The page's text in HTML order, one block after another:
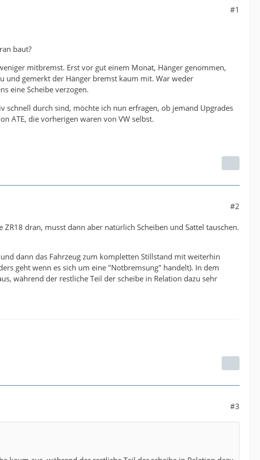
#1
baut?
mitbremst. Erst vor gut einem Monat, Hänger genommen,
und gemerkt der Hänger bremst kaum mit. War weder
eine Scheibe verzogen.
schnell durch sind, möchte ich nun erfragen, ob jemand Upgrades
ATE, die vorherigen waren von VW selbst.
#2
dran, musst dann aber natürlich Scheiben und Sattel tauschen.
dann das Fahrzeug zum kompletten Stillstand mit weiterhin
geht wenn es sich um eine "Notbremsung" handelt). In dem
während der restliche Teil der scheibe in Relation dazu sehr
#3